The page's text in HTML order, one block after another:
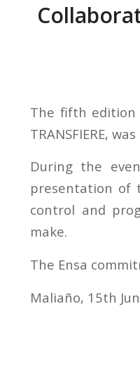
The fifth edition
TRANSFIERE,
During the
presentation of
control and
make.
The Ensa
Maliaño, 15th